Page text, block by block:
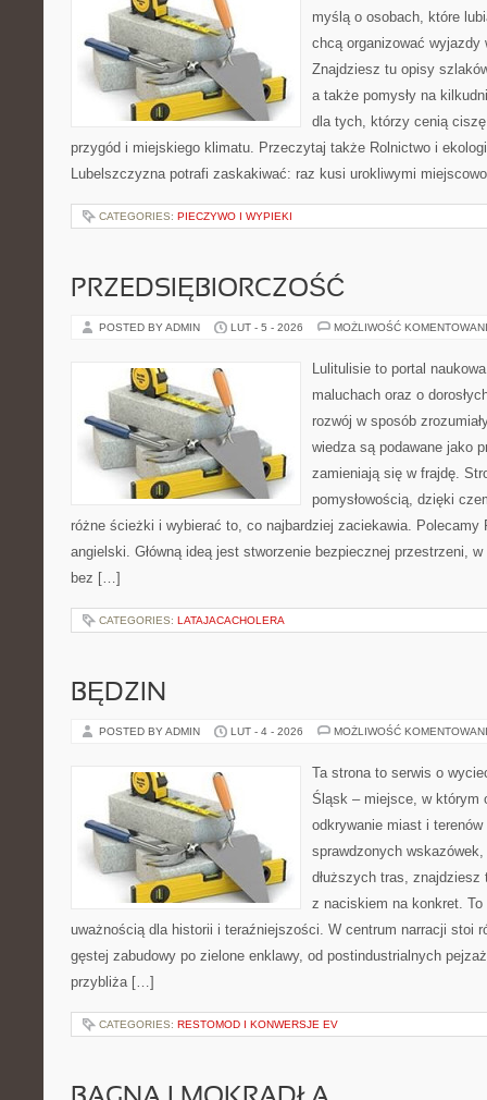
myślą o osobach, które
chcą organizować wyjazdy
Znajdziesz tu opisy
a także pomysły na
dla tych, którzy cenią
przygód i miejskiego klimatu. Przeczytaj także Rolnictwo i
Lubelszczyzna potrafi zaskakiwać: raz kusi urokliwymi
CATEGORIES: PIECZYWO I WYPIEKI
PRZEDSIĘBIORCZOŚĆ
POSTED BY ADMIN LUT - 5 - 2026 MOŻLIWOŚĆ
Lulitulisie to portal
maluchach oraz o
rozwój w sposób
wiedza są podawane jako
zamieniają się w frajdę.
pomysłowością, dzięki
różne ścieżki i wybierać to, co najbardziej zaciekawia. Polecamy
angielski. Główną ideą jest stworzenie bezpiecznej przestrzeni,
bez […]
CATEGORIES: LATAJACACHOLERA
BĘDZIN
POSTED BY ADMIN LUT - 4 - 2026 MOŻLIWOŚĆ
Ta strona to serwis o
Śląsk – miejsce, w którym
odkrywanie miast i
sprawdzonych
dłuższych tras,
z naciskiem na konkret.
uważnością dla historii i teraźniejszości. W centrum narracji stoi
gęstej zabudowy po zielone enklawy, od postindustrialnych
przybliża […]
CATEGORIES: RESTOMOD I KONWERSJE EV